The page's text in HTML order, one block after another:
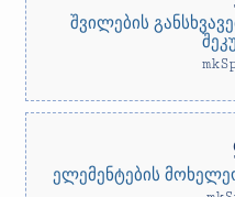
შვილების
ელემენტების